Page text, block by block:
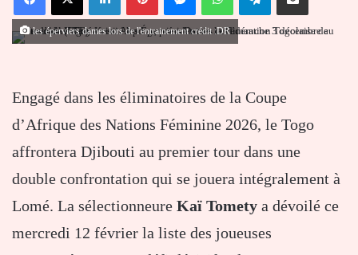
les éperviers dames lors de l'entrainement crédit :DR
Engagé dans les éliminatoires de la Coupe
d’Afrique des Nations Féminine 2026, le Togo
affrontera Djibouti au premier tour dans une
double confrontation qui se jouera intégralement à
Lomé. La sélectionneure Kaï Tomety a dévoilé ce
mercredi 12 février la liste des joueuses